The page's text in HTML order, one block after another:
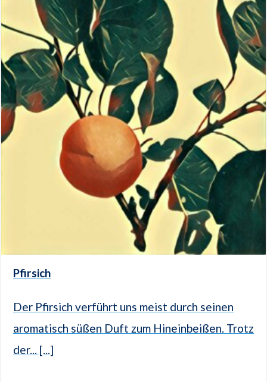
Pfirsich
Der Pfirsich verführt uns meist durch seinen
aromatisch süßen Duft zum Hineinbeißen. Trotz
der... [...]